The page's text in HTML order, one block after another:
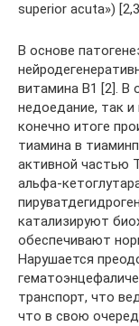
superior acuta»)
В основе
витамина В1 [2]. В
недоедание, так
конечно итоге
тиамина в
активной частью
альфа-
катализируют
обеспечивают
Нарушается
транспорт, что
что в свою